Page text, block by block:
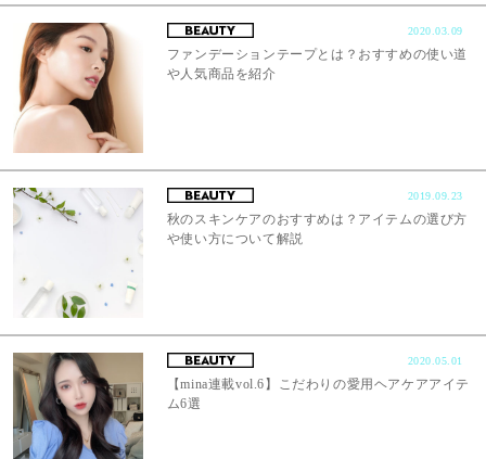
2020.03.09
ファンデーションテープとは？おすすめの使い道
や人気商品を紹介
2019.09.23
秋のスキンケアのおすすめは？アイテムの選び方
や使い方について解説
2020.05.01
【mina連載vol.6】こだわりの愛用ヘアケアアイテ
ム6選